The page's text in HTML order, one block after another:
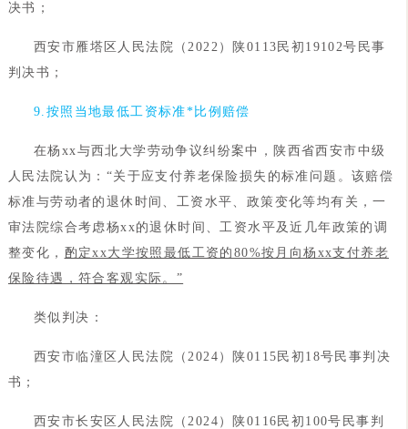
决书；
西安市雁塔区人民法院（2022）陕0113民初19102号民事
判决书；
9.按照当地最低工资标准*比例赔偿
在杨xx与西北大学劳动争议纠纷案中，陕西省西安市中级
人民法院认为：“关于应支付养老保险损失的标准问题。该赔偿
标准与劳动者的退休时间、工资水平、政策变化等均有关，一
审法院综合考虑杨xx的退休时间、工资水平及近几年政策的调
整变化， 酌定xx大学按照最低工资的80%按月向杨xx支付养老
保险待遇，符合客观实际。”
类似判决：
西安市临潼区人民法院（2024）陕0115民初18号民事判决
书；
西安市长安区人民法院（2024）陕0116民初100号民事判